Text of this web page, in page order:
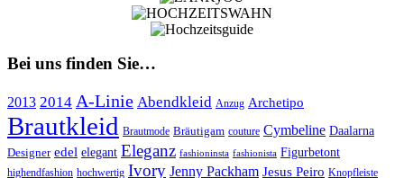
Bei uns finden Sie…
2013 2014 A-Linie Abendkleid Anzug Archetipo
Brautkleid Brautmode Bräutigam couture Cymbeline Daalarna
Designer edel elegant Eleganz fashioninsta fashionista Figurbetont
highendfashion hochwertig Ivory Jenny Packham Jesus Peiro Knopfleiste